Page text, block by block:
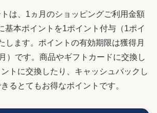
は、1ヵ月のショッピングご利用金額
基本ポイントを1ポイント付与（1ポイ
します。ポイントの有効期限は獲得月
）です。商品やギフトカードに交換し
トに交換したり、キャッシュバックし
るとてもお得なポイントです。